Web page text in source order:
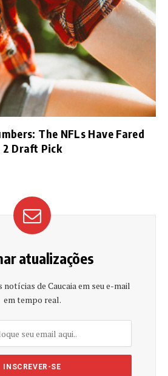
The NFLs Have Fared
Draft Pick
atualizações
notícias de Caucaia em seu e-mail
em tempo real.